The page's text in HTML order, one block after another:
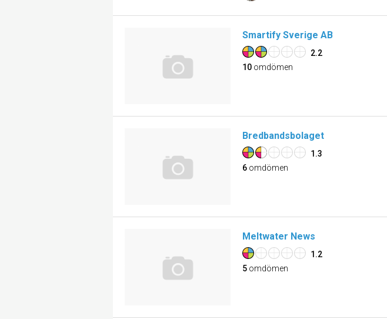
Smartify Sverige AB
2.2
10 omdömen
Bredbandsbolaget
1.3
6 omdömen
Meltwater News
1.2
5 omdömen